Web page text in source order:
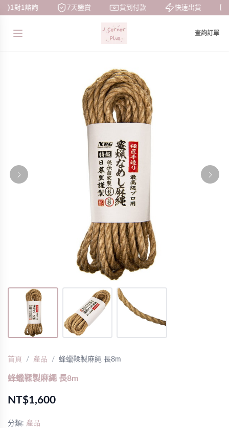
1對1諮詢 7天鑒賞 貨到付款 快速出貨
查詢訂單
首頁 產品 蜂蠟鞣製麻繩 長8m
蜂蠟鞣製麻繩 長8m
NT$1,600
分類: 產品